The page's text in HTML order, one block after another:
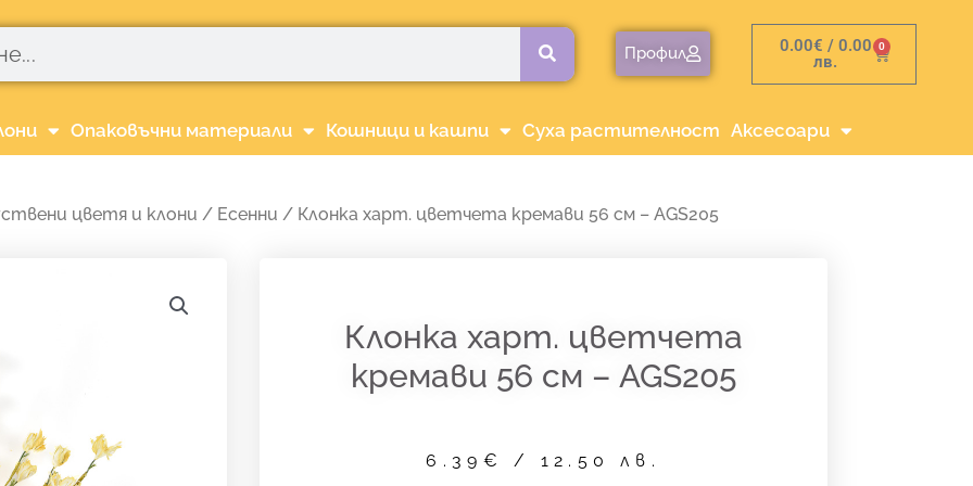
Профил 0.00€ / 0.00
лв.
0
Cart
Опаковъчни материали Кошници и кашпи Суха растителност Аксесоари
цветя и клони / Есенни / Клонка харт. цветчета кремави 56 см – AGS205
Клонка харт. цветчета
кремави 56 см – AGS205
6.39 € / 12.50 лв.